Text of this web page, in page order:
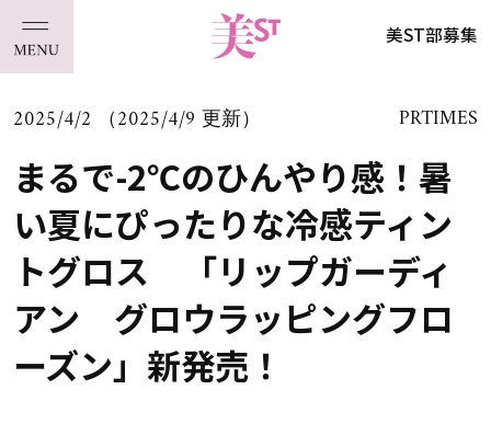
美ST部募集
2025/4/2 （2025/4/9 更新） PRTIMES
まるで-2℃のひんやり感！暑
い夏にぴったりな冷感ティン
トグロス 「リップガーディ
アン グロウラッピングフロ
ーズン」新発売！